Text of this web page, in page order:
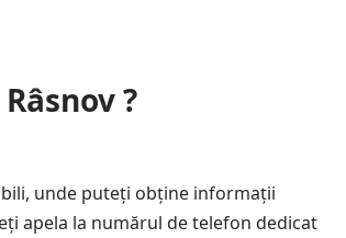
?
unde puteți obține informații
apela la numărul de telefon dedicat